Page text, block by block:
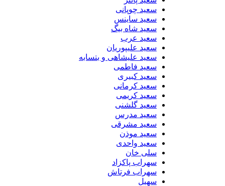
سعید چوپانی
سعید ساینس
سعید شاه بیگ
سعید عرب
سعید علیپوریان
سعید علیشاهی و بتسابه
سعید فاطمی
سعید کبیری
سعید کرمانی
سعید کریمی
سعید گلشنی
سعید مدرس
سعید مشرقی
سعید موذن
سعید واحدی
سلی خان
سهراب پاکزاد
سهراب فرتاش